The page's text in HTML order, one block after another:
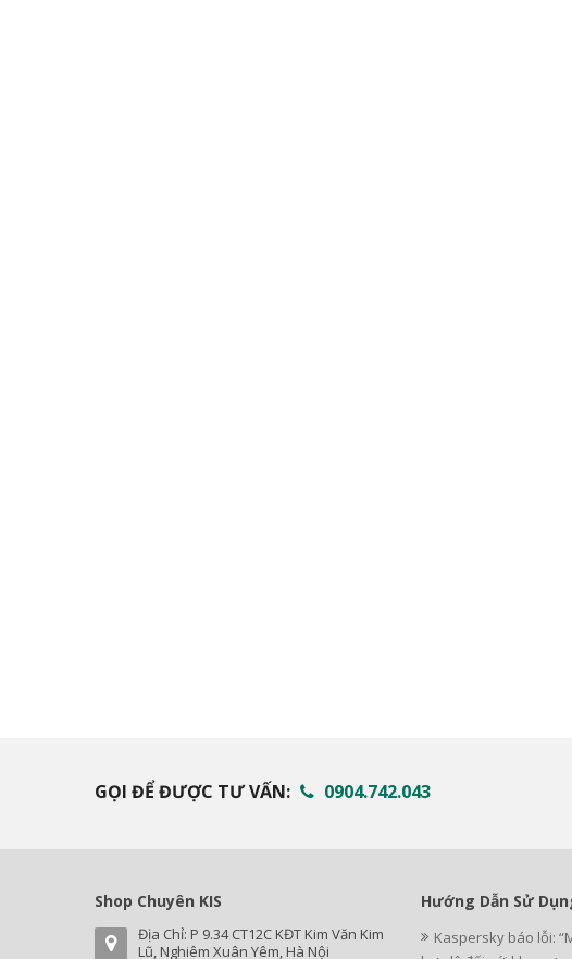
GỌI ĐỂ ĐƯỢC TƯ VẤN: 0904.742.043
Shop Chuyên KIS
Địa Chỉ: P 9.34 CT12C KĐT Kim Văn Kim
Lũ, Nghiêm Xuân Yêm, Hà Nội
Hướng Dẫn Sử
Kaspersky báo lỗi: